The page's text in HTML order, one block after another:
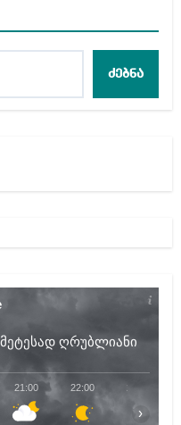
ძებნა
ღრუბლიანი
21:00 22:00 23:00
›